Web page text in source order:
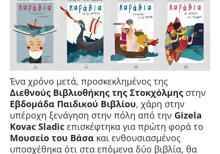
Ένα χρόνο μετά, προσκεκλημένος της
Διεθνούς Βιβλιοθήκης της Στοκχόλμης στην
Εβδομάδα Παιδικού Βιβλίου, χάρη στην
υπέροχη ξενάγηση στην πόλη από την Gizela
Kovac Sladic επισκέφτηκα για πρώτη φορά το
Μουσείο του Βάσα και ενθουσιασμένος
υποσχέθηκα ότι στα επόμενα δύο βιβλία, θα